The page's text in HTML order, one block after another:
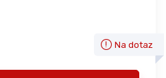
Na dotaz